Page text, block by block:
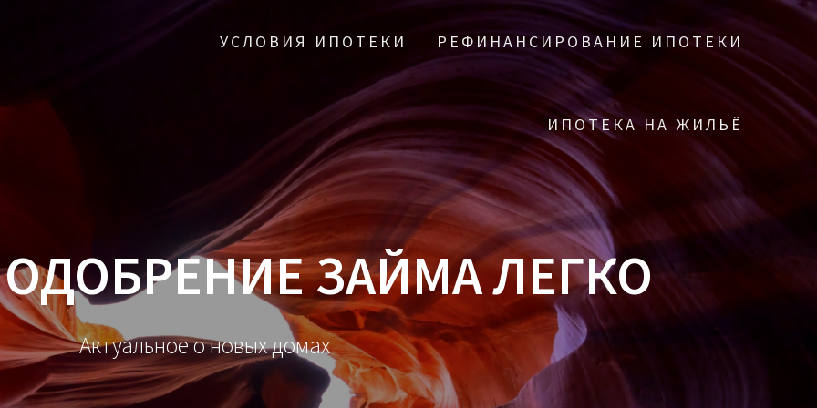
УСЛОВИЯ ИПОТЕКИ РЕФИНАНСИРОВАНИЕ ИПОТЕКИ
ИПОТЕКА НА ЖИЛЬЁ
ОДОБРЕНИЕ ЗАЙМА ЛЕГКО
Актуальное о новых домах